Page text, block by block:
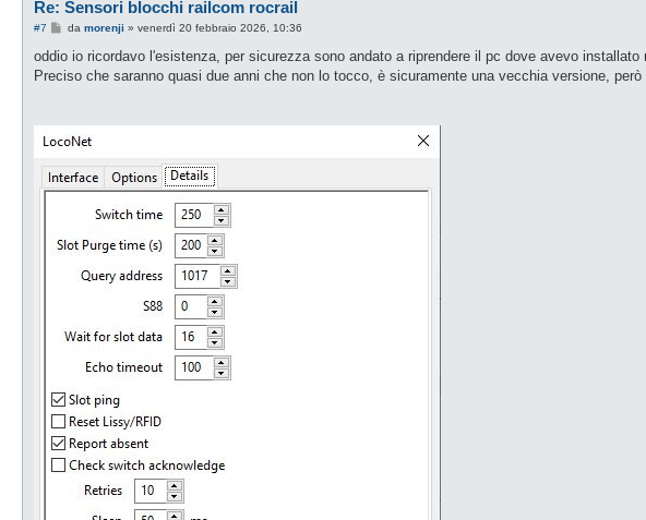
Re: Sensori blocchi railcom rocrail
#7
M
s
a
da morenji » venerdì 20 febbraio 2026, 10:36
oddio io ricordavo l'esistenza, per sicurezza sono andato a riprendere il pc dove avevo installato
Preciso che saranno quasi due anni che non lo tocco, è sicuramente una vecchia versione, però